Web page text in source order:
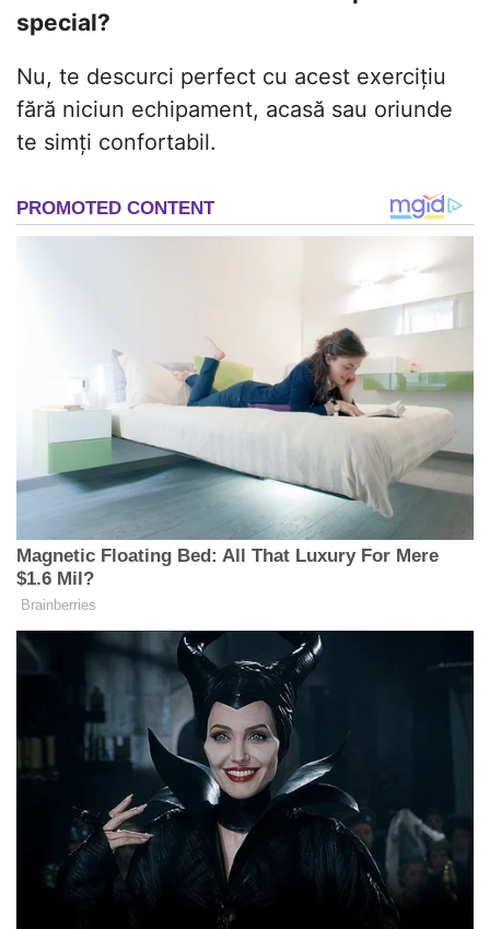
special?
Nu, te descurci perfect cu acest exercițiu
fără niciun echipament, acasă sau oriunde
te simți confortabil.